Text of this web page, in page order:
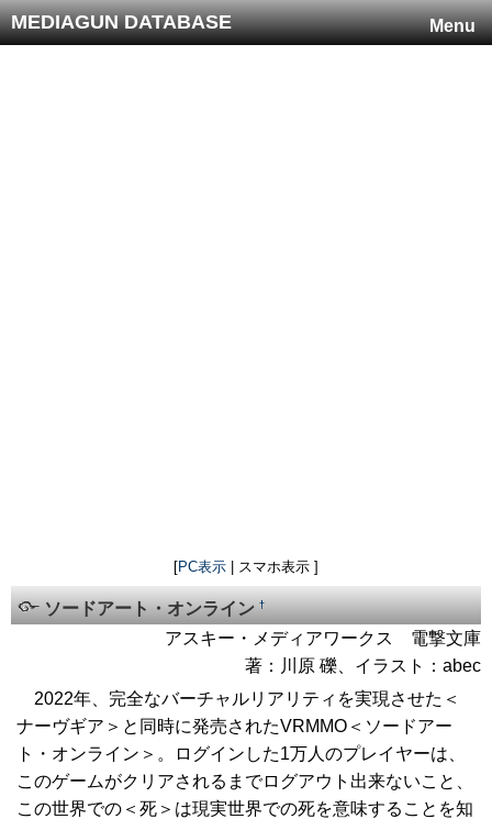
Menu
MEDIAGUN DATABASE
[PC表示 | スマホ表示 ]
ソードアート・オンライン†
アスキー・メディアワークス 電撃文庫
著：川原 礫、イラスト：abec
2022年、完全なバーチャルリアリティを実現させた＜
ナーヴギア＞と同時に発売されたVRMMO＜ソードアー
ト・オンライン＞。ログインした1万人のプレイヤーは、
このゲームがクリアされるまでログアウト出来ないこと、
この世界での＜死＞は現実世界での死を意味することを知